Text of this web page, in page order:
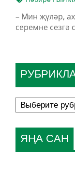
– Мин җүләр,
серемне сезгә
ЯҢА САН